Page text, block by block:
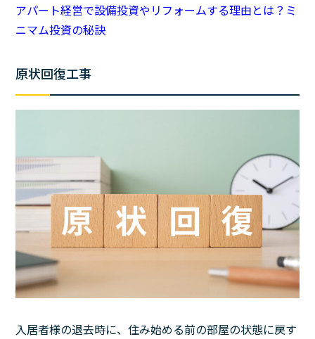
アパート経営で設備投資やリフォームする理由とは？ミ
ニマム投資の秘訣
原状回復工事
入居者様の退去時に、住み始める前の部屋の状態に戻す